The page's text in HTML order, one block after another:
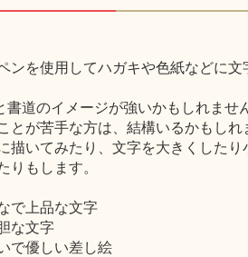
ンを使用してハガキや色紙などに文
書道のイメージが強いかもしれませ
とが苦手な方は、結構いるかもし
描いてみたり、文字を大きくした
りもします。
で上品な文字
な文字
で優しい差し絵